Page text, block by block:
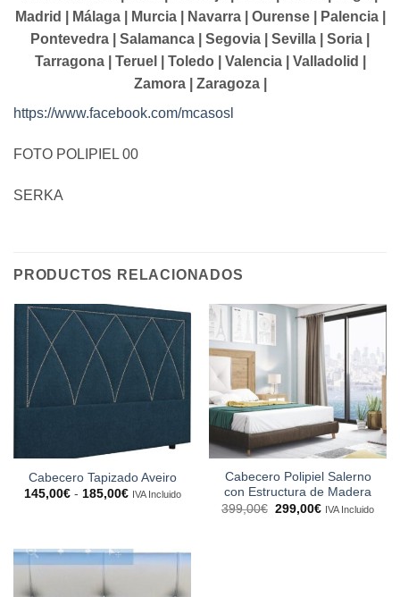
Madrid | Málaga | Murcia | Navarra | Ourense | Palencia |
Pontevedra | Salamanca | Segovia | Sevilla | Soria |
Tarragona | Teruel | Toledo | Valencia | Valladolid |
Zamora | Zaragoza |
https://www.facebook.com/mcasosl
FOTO POLIPIEL 00
SERKA
PRODUCTOS RELACIONADOS
Cabecero Tapizado Aveiro
145,00€ - 185,00€Rango
hasta
185,00€
IVA Incluido
Cabecero Polipiel Salerno
con Estructura de Madera
399,00€ El
299,00€ElIVA Incluido